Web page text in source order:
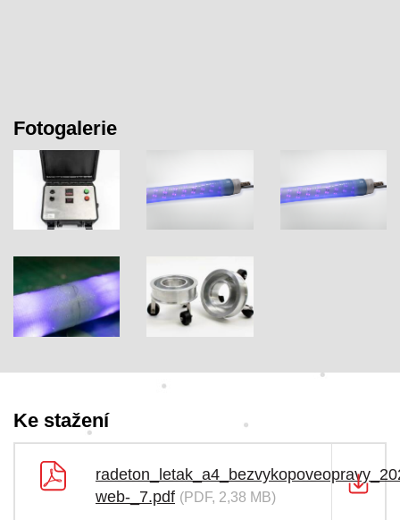
Fotogalerie
Ke stažení
web-_7.pdf (PDF, 2,38 MB)